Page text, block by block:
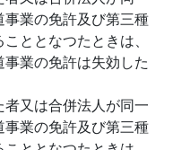
業の免許及び第三種
ととなつたときは、
業の免許は失効した
又は合併法人が同一
業の免許及び第三種